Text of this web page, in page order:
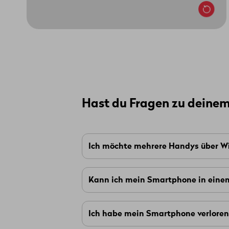
Hast du Fragen zu
Ich möchte mehrere Handys über
Ja, das ist möglich. Du kannst ein
Wenn du zum BeispielWingo Swiss
Jeder Kunde kannmaximal2
Kann ich mein Smartphone in
Ja. Wenn du dein Smartphone in
deinemKundenportal myWingoim
Ich habe mein Smartphone